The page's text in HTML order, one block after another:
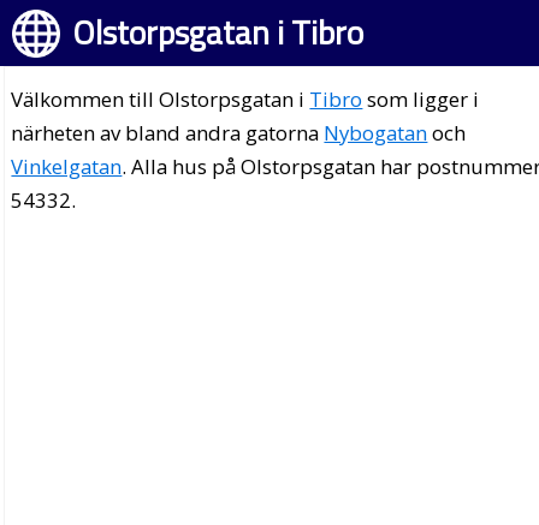
Olstorpsgatan i Tibro
Välkommen till Olstorpsgatan i Tibro som ligger i
närheten av bland andra gatorna Nybogatanoch
Vinkelgatan. Alla hus på Olstorpsgatan har
54332.